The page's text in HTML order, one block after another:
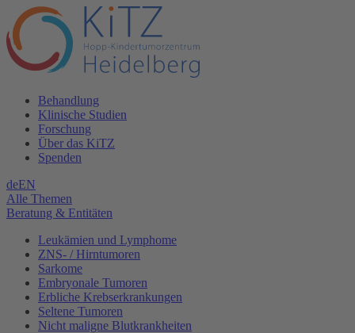
Behandlung
Klinische Studien
Forschung
Über das KiTZ
Spenden
deEN
Alle Themen
Beratung & Entitäten
Leukämien und Lymphome
ZNS- / Hirntumoren
Sarkome
Embryonale Tumoren
Erbliche Krebserkrankungen
Seltene Tumoren
Nicht maligne Blutkrankheiten